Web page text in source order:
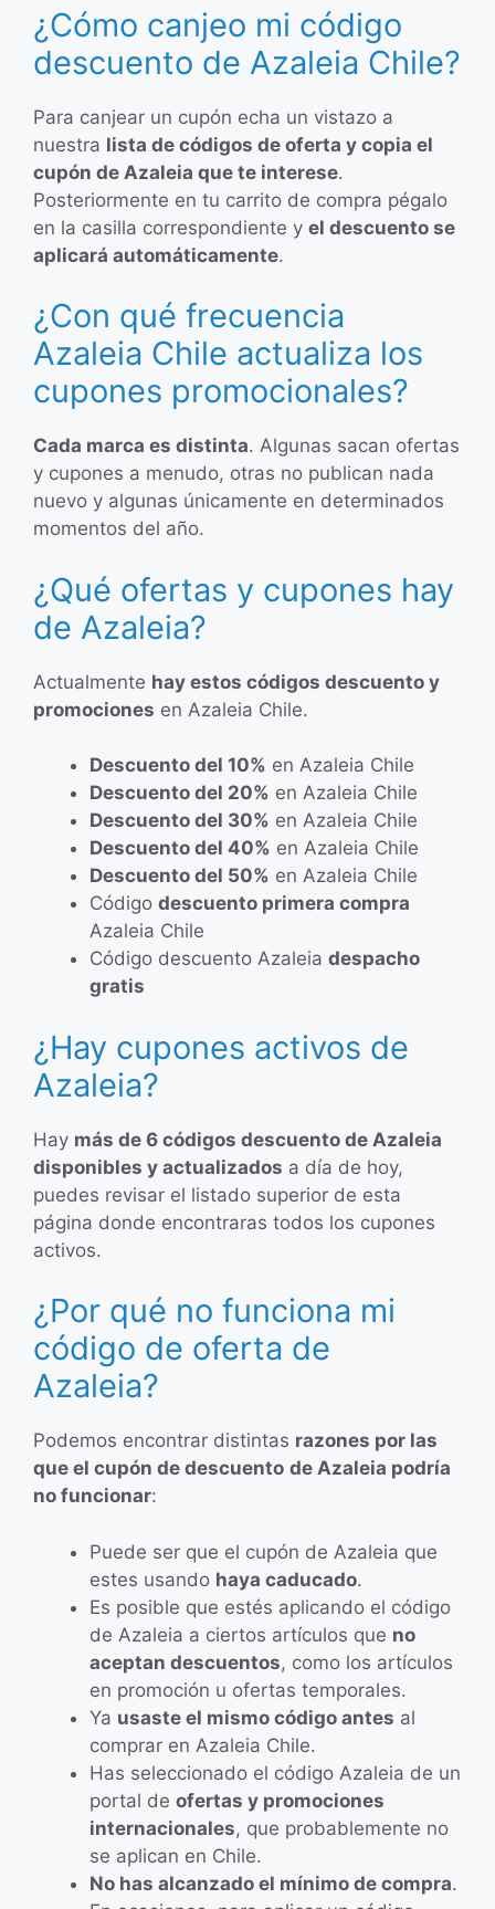
¿Cómo canjeo mi código
descuento de Azaleia Chile?
Para canjear un cupón echa un vistazo a
nuestra lista de códigos de oferta y copia el
cupón de Azaleia que te interese.
Posteriormente en tu carrito de compra pégalo
en la casilla correspondiente y el descuento se
aplicará automáticamente.
¿Con qué frecuencia
Azaleia Chile actualiza los
cupones promocionales?
Cada marca es distinta. Algunas sacan ofertas
y cupones a menudo, otras no publican nada
nuevo y algunas únicamente en determinados
momentos del año.
¿Qué ofertas y cupones hay
de Azaleia?
Actualmente hay estos códigos descuento y
promociones en Azaleia Chile.
Descuento del 10% en Azaleia Chile
Descuento del 20% en Azaleia Chile
Descuento del 30% en Azaleia Chile
Descuento del 40% en Azaleia Chile
Descuento del 50% en Azaleia Chile
Código descuento primera compra
Azaleia Chile
Código descuento Azaleia despacho
gratis
¿Hay cupones activos de
Azaleia?
Hay más de 6 códigos descuento de Azaleia
disponibles y actualizados a día de hoy,
puedes revisar el listado superior de esta
página donde encontraras todos los cupones
activos.
¿Por qué no funciona mi
código de oferta de
Azaleia?
Podemos encontrar distintas razones por las
que el cupón de descuento de Azaleia podría
no funcionar:
Puede ser que el cupón de Azaleia que
estes usando haya caducado.
Es posible que estés aplicando el código
de Azaleia a ciertos artículos que no
aceptan descuentos, como los artículos
en promoción u ofertas temporales.
Ya usaste el mismo código antes al
comprar en Azaleia Chile.
Has seleccionado el código Azaleia de un
portal de ofertas y promociones
internacionales, que probablemente no
se aplican en Chile.
No has alcanzado el mínimo de compra.